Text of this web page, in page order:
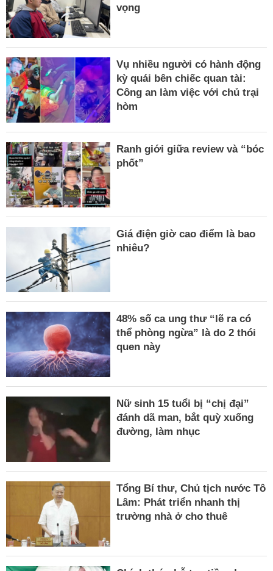
vọng
Vụ nhiều người có hành động
kỳ quái bên chiếc quan tài:
Công an làm việc với chủ trại
hòm
Ranh giới giữa review và “bóc
phốt”
Giá điện giờ cao điểm là bao
nhiêu?
48% số ca ung thư “lẽ ra có
thể phòng ngừa” là do 2 thói
quen này
Nữ sinh 15 tuổi bị “chị đại”
đánh dã man, bắt quỳ xuống
đường, làm nhục
Tổng Bí thư, Chủ tịch nước Tô
Lâm: Phát triển nhanh thị
trường nhà ở cho thuê